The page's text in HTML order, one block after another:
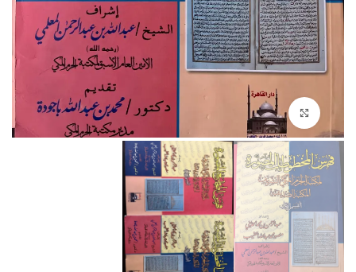
Click to enlarge